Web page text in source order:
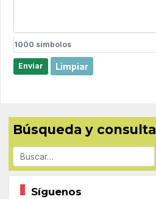
1000 simbolos
Enviar Limpiar
Búsqueda y consulta
Buscar
Síguenos